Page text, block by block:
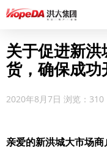
关于促进新
货，确保成
2020年8月7日 浏览：310
亲爱的新洪城大市场商